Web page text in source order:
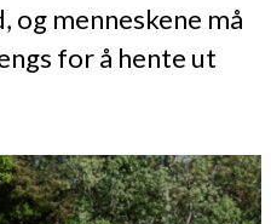
og menneskene må
for å hente ut